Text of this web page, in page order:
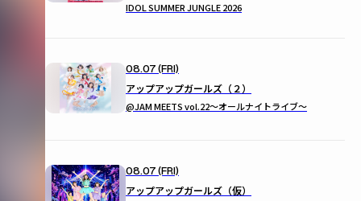
IDOL SUMMER JUNGLE 2026
08.07 (FRI)
アップアップガールズ（２）
@JAM MEETS vol.22〜オールナイトライブ〜
08.07 (FRI)
アップアップガールズ（仮）